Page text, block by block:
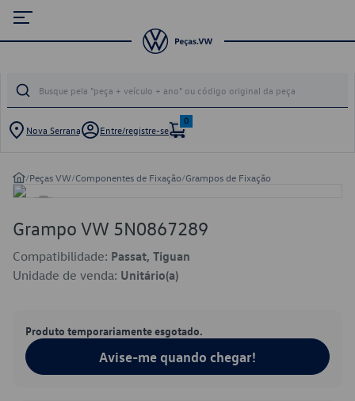
Nova Serrana Entre/registre-se
0
/Peças VW/Componentes de Fixação/Grampos de Fixação
Grampo VW 5N0867289
Compatibilidade: Passat, Tiguan
Unidade de venda: Unitário(a)
Produto temporariamente esgotado.
Avise-me quando chegar!